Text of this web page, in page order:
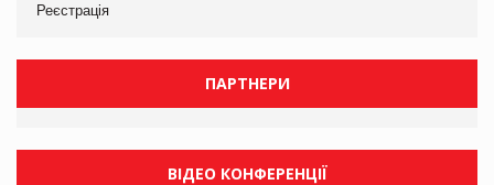
Реєстрація
ПАРТНЕРИ
ВІДЕО КОНФЕРЕНЦІЇ